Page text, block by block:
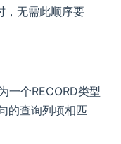
，无需此顺序要
一个RECORD类型
的查询列项相匹